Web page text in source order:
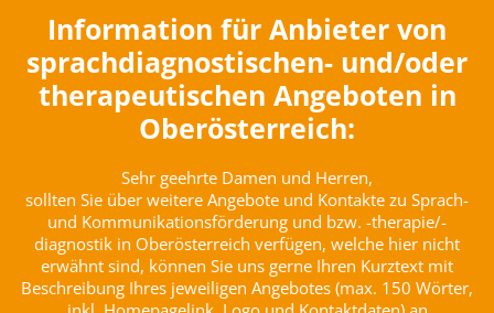
Information für Anbieter von
sprachdiagnostischen- und/oder
therapeutischen Angeboten in
Oberösterreich:
Sehr geehrte Damen und Herren,
sollten Sie über weitere Angebote und Kontakte zu Sprach-
und Kommunikationsförderung und bzw. -therapie/-
diagnostik in Oberösterreich verfügen, welche hier nicht
erwähnt sind, können Sie uns gerne Ihren Kurztext mit
Beschreibung Ihres jeweiligen Angebotes (max. 150 Wörter,